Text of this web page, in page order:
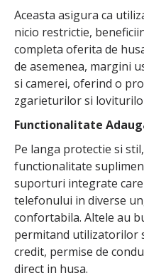
Aceasta asigura ca
nicio restrictie,
completa oferita de
de asemenea, margini
si camerei, oferind o
zgarieturilor si
Functionalitate
Pe langa protectie si
functionalitate
suporturi integrate
telefonului in diverse
confortabila. Altele au
permitand utilizatorilor
credit, permise de
direct in husa.